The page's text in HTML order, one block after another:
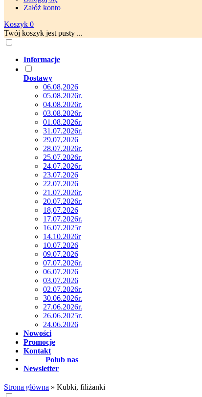
Załóż konto
Koszyk 0
Twój koszyk jest pusty ...
Informacje
Dostawy
06.08,2026
05.08.2026r.
04.08.2026r.
03.08.2026r.
01.08.2026r.
31.07.2026r.
29,07,2026
28.07.2026r.
25.07.2026r.
24.07.2026r.
23.07.2026
22.07.2026
21.07.2026r.
20.07.2026r.
18,07.2026
17.07.2026r.
16.07.2025r
14.10.2026r
10.07.2026
09.07.2026
07.07.2026r.
06.07.2026
03.07.2026
02.07.2026r.
30.06.2026r.
27.06.2026r.
26.06.2025r.
24.06.2026
Nowości
Promocje
Kontakt
Polub nas
Newsletter
Strona główna » Kubki, filiżanki